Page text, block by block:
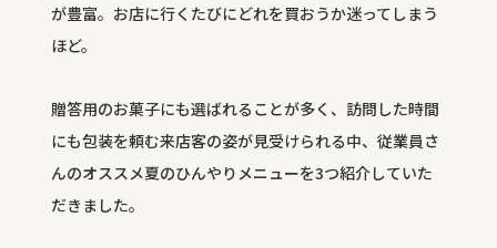
が豊富。お店に行くたびにどれを買おうか迷ってしまう
ほど。
贈答用のお菓子にも選ばれることが多く、訪問した時間
にも包装を頼む来店客の姿が見受けられる中、従業員さ
んのオススメ夏のひんやりメニューを3つ紹介していた
だきました。